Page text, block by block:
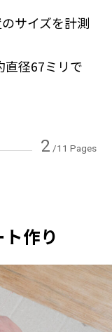
サイズを計測
直径67ミリで
2 /11 Pages
作り